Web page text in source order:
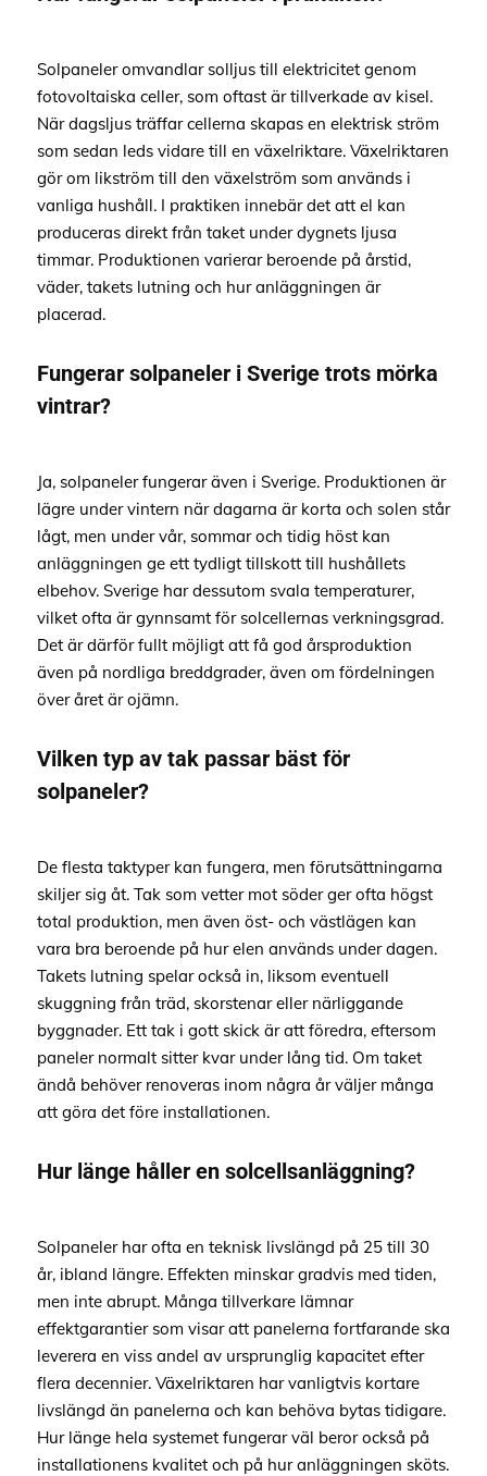
Solpaneler omvandlar solljus till elektricitet genom
fotovoltaiska celler, som oftast är tillverkade av kisel.
När dagsljus träffar cellerna skapas en elektrisk ström
som sedan leds vidare till en växelriktare. Växelriktaren
gör om likström till den växelström som används i
vanliga hushåll. I praktiken innebär det att el kan
produceras direkt från taket under dygnets ljusa
timmar. Produktionen varierar beroende på årstid,
väder, takets lutning och hur anläggningen är
placerad.
Fungerar solpaneler i Sverige trots mörka
vintrar?
Ja, solpaneler fungerar även i Sverige. Produktionen är
lägre under vintern när dagarna är korta och solen står
lågt, men under vår, sommar och tidig höst kan
anläggningen ge ett tydligt tillskott till hushållets
elbehov. Sverige har dessutom svala temperaturer,
vilket ofta är gynnsamt för solcellernas verkningsgrad.
Det är därför fullt möjligt att få god årsproduktion
även på nordliga breddgrader, även om fördelningen
över året är ojämn.
Vilken typ av tak passar bäst för
solpaneler?
De flesta taktyper kan fungera, men förutsättningarna
skiljer sig åt. Tak som vetter mot söder ger ofta högst
total produktion, men även öst- och västlägen kan
vara bra beroende på hur elen används under dagen.
Takets lutning spelar också in, liksom eventuell
skuggning från träd, skorstenar eller närliggande
byggnader. Ett tak i gott skick är att föredra, eftersom
paneler normalt sitter kvar under lång tid. Om taket
ändå behöver renoveras inom några år väljer många
att göra det före installationen.
Hur länge håller en solcellsanläggning?
Solpaneler har ofta en teknisk livslängd på 25 till 30
år, ibland längre. Effekten minskar gradvis med tiden,
men inte abrupt. Många tillverkare lämnar
effektgarantier som visar att panelerna fortfarande ska
leverera en viss andel av ursprunglig kapacitet efter
flera decennier. Växelriktaren har vanligtvis kortare
livslängd än panelerna och kan behöva bytas tidigare.
Hur länge hela systemet fungerar väl beror också på
installationens kvalitet och på hur anläggningen sköts.